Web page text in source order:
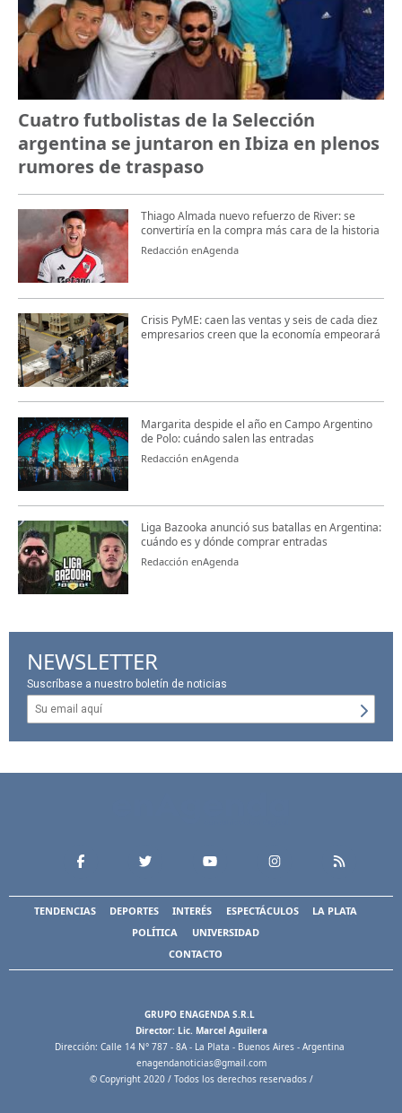
Cuatro futbolistas de la Selección
argentina se juntaron en Ibiza en plenos
rumores de traspaso
Thiago Almada nuevo refuerzo de River: se
convertiría en la compra más cara de la historia
Redacción enAgenda
Crisis PyME: caen las ventas y seis de cada diez
empresarios creen que la economía empeorará
Margarita despide el año en Campo Argentino
de Polo: cuándo salen las entradas
Redacción enAgenda
Liga Bazooka anunció sus batallas en Argentina:
cuándo es y dónde comprar entradas
Redacción enAgenda
NEWSLETTER
Suscríbase a nuestro boletín de noticias
TENDENCIAS DEPORTES INTERÉS ESPECTÁCULOS
LA PLATA
POLÍTICA
UNIVERSIDAD
CONTACTO
GRUPO ENAGENDA S.R.L
Director: Lic. Marcel Aguilera
Dirección: Calle 14 N° 787 - 8A - La Plata - Buenos Aires - Argentina
enagendanoticias@gmail.com
© Copyright 2020 / Todos los derechos reservados /